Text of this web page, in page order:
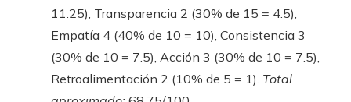
11.25), Transparencia 2 (30% de 15 = 4.5),
Empatía 4 (40% de 10 = 10), Consistencia 3
(30% de 10 = 7.5), Acción 3 (30% de 10 = 7.5),
Retroalimentación 2 (10% de 5 = 1). Total